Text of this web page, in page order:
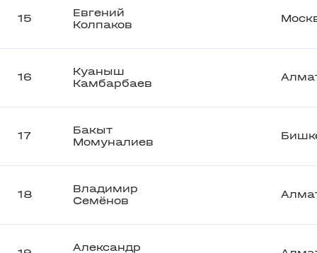
15
Евгений
Колпаков
16
Куаныш
Камбарбаев
17
Бакыт
Момуналиев
18
Владимир
Семёнов
Александр